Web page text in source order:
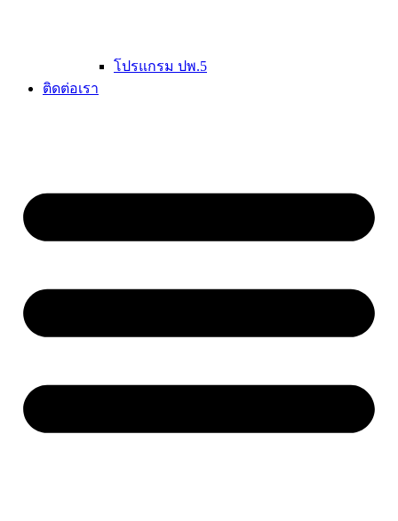
โปรแกรม ปพ.5
ติดต่อเรา